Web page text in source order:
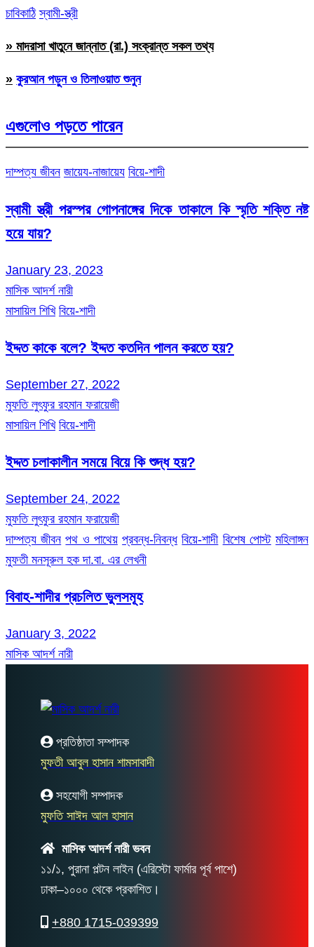
চাবিকাঠি স্বামী-স্ত্রী
» মাদরাসা খাতুনে জান্নাত (রা.) সংক্রান্ত সকল তথ্য
» কুরআন পড়ুন ও তিলাওয়াত শুনুন
এগুলোও পড়তে পারেন
দাম্পত্য জীবন জায়েয-নাজায়েয বিয়ে-শাদী
স্বামী স্ত্রী পরস্পর গোপনাঙ্গের দিকে তাকালে কি স্মৃতি শক্তি নষ্ট
হয়ে যায়?
January 23, 2023
মাসিক আদর্শ নারী
মাসায়িল শিখি বিয়ে-শাদী
ইদ্দত কাকে বলে? ইদ্দত কতদিন পালন করতে হয়?
September 27, 2022
মুফতি লুৎফুর রহমান ফরায়েজী
মাসায়িল শিখি বিয়ে-শাদী
ইদ্দত চলাকালীন সময়ে বিয়ে কি শুদ্ধ হয়?
September 24, 2022
মুফতি লুৎফুর রহমান ফরায়েজী
দাম্পত্য জীবন পথ ও পাথেয় প্রবন্ধ-নিবন্ধ বিয়ে-শাদী বিশেষ পোস্ট মহিলাঙ্গন
মুফতী মনসূরুল হক দা.বা. এর লেখনী
বিবাহ-শাদীর প্রচলিত ভুলসমূহ
January 3, 2022
মাসিক আদর্শ নারী
প্রতিষ্ঠাতা সম্পাদক
মুফতী আবুল হাসান শামসাবাদী
সহযোগী সম্পাদক
মুফতি সাঈদ আল হাসান
মাসিক আদর্শ নারী ভবন
১১/১, পুরানা পল্টন লাইন (এরিস্টো ফার্মার পূর্ব পাশে)
ঢাকা–১০০০ থেকে প্রকাশিত।
+880 1715-039399